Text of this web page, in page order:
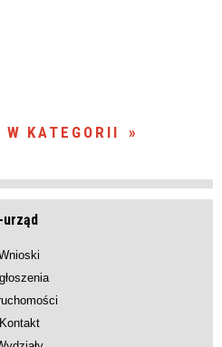
W KATEGORII
urząd
Kontakt